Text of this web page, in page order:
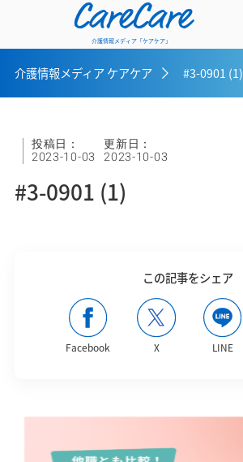
CareCare
介護情報メディア「ケアケア」
ホーム
介護士向けコラム
一般介護向けコラム
介護メディア ケアケアとは
お問い合わせ
介護情報メディア ケアケア #3-0901 (1)
投稿日：
2023-10-03
更新日：
2023-10-03
#3-0901 (1)
この記事をシェア
Facebook X LINE